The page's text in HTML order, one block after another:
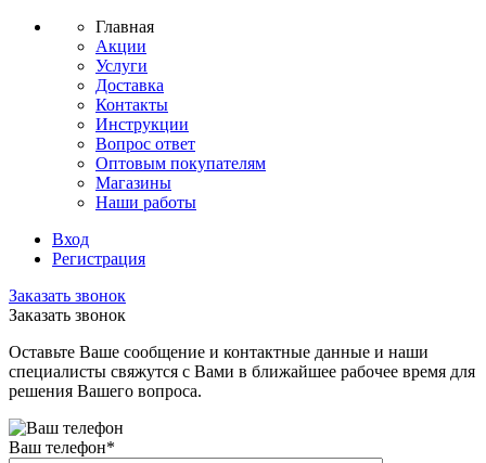
Главная
Акции
Услуги
Доставка
Контакты
Инструкции
Вопрос ответ
Оптовым покупателям
Магазины
Наши работы
Вход
Регистрация
Заказать звонок
Заказать звонок
Оставьте Ваше сообщение и контактные данные и наши
специалисты свяжутся с Вами в ближайшее рабочее время для
решения Вашего вопроса.
Ваш телефон*